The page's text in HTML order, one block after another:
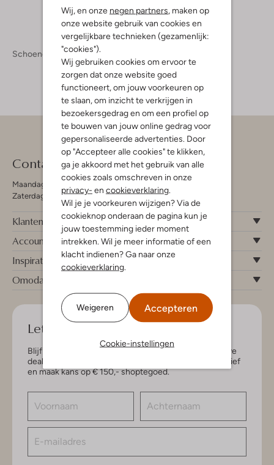
Wij, en onze negen partners , maken op
onze website gebruik van cookies en
vergelijkbare technieken (gezamenlijk:
"cookies").
Wij gebruiken cookies om ervoor te
zorgen dat onze website goed
functioneert, om jouw voorkeuren op
te slaan, om inzicht te verkrijgen in
bezoekersgedrag en om een profiel op
te bouwen van jouw online gedrag voor
gepersonaliseerde advertenties. Door
op "Accepteer alle cookies" te klikken,
ga je akkoord met het gebruik van alle
cookies zoals omschreven in onze
privacy- en cookieverklaring
Wil je je voorkeuren wijzigen? Via de
cookieknop onderaan de pagina kun je
jouw toestemming ieder moment
intrekken. Wil je meer informatie of een
klacht indienen? Ga naar onze
cookieverklaring
Weigeren Accepteren
Cookie-instellingen
Schoenen Slippers
Contact
Maandag - Vrijdag 09:00 - 19:00 uur
Zaterdag 09:00 - 17:00 uur
Klantenservice
Account
Inspiratie
Omoda
Let's keep in touch!
Blijf op de hoogte van de nieuwste items en exclusieve
deals, speciaal voor jou. Schrijf je in voor de nieuwsbrief
en maak kans op € 150,- shoptegoed.